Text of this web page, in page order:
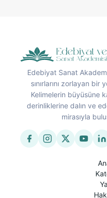
Edebiyat Sanat
sınırlarını zorlayan bir
Kelimelerin büyüsüne
derinliklerine dalın ve
mirasıyla